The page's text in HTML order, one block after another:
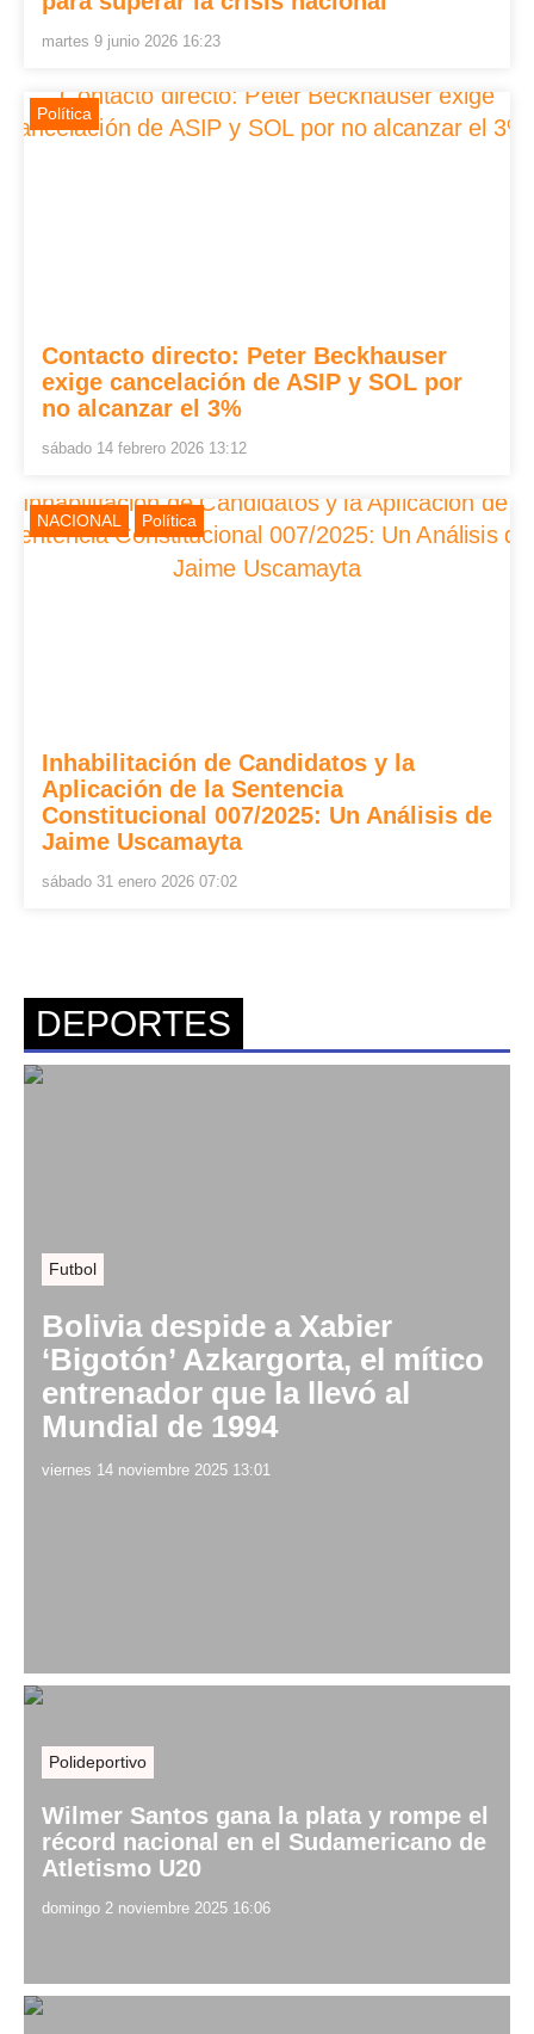
martes 9 junio 2026 16:23
Política
Contacto directo: Peter Beckhauser
exige cancelación de ASIP y SOL por
no alcanzar el 3%
sábado 14 febrero 2026 13:12
NACIONAL Política
Inhabilitación de Candidatos y la
Aplicación de la Sentencia
Constitucional 007/2025: Un Análisis de
Jaime Uscamayta
sábado 31 enero 2026 07:02
DEPORTES
Futbol
Bolivia despide a Xabier
‘Bigotón’ Azkargorta, el mítico
entrenador que la llevó al
Mundial de 1994
viernes 14 noviembre 2025 13:01
Polideportivo
Wilmer Santos gana la plata y rompe el
récord nacional en el Sudamericano de
Atletismo U20
domingo 2 noviembre 2025 16:06